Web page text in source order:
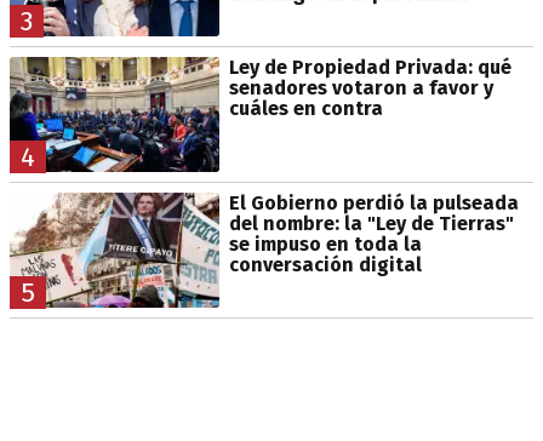
3
4
Ley de Propiedad Privada: qué
senadores votaron a favor y
cuáles en contra
5
El Gobierno perdió la pulseada
del nombre: la "Ley de Tierras"
se impuso en toda la
conversación digital